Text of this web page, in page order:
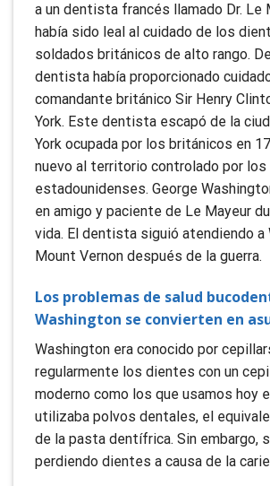
a un dentista francés llamado Dr. Le
había sido leal al cuidado de los
soldados británicos de alto rango.
dentista había proporcionado
comandante británico Sir Henry
York. Este dentista escapó de la
York ocupada por los británicos en
nuevo al territorio controlado por los
estadounidenses. George
en amigo y paciente de Le Mayeur
vida. El dentista siguió atendiendo a
Mount Vernon después de la guerra.
Los problemas de salud
Washington se convierten en
Washington era conocido por
regularmente los dientes con un
moderno como los que usamos hoy
utilizaba polvos dentales, el
de la pasta dentífrica. Sin embargo,
perdiendo dientes a causa de la